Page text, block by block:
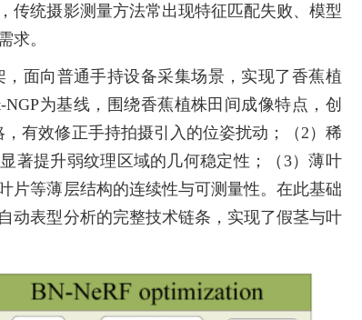
传统摄影测量方法常出现特征匹配失败、模型
求。
面向普通手持设备采集场景，实现了香蕉植
为基线，围绕香蕉植株田间成像特点，创
有效修正手持拍摄引入的位姿扰动；（2）稀
著提升弱纹理区域的几何稳定性；（3）薄叶
片等薄层结构的连续性与可测量性。在此基础
动表型分析的完整技术链条，实现了假茎与叶